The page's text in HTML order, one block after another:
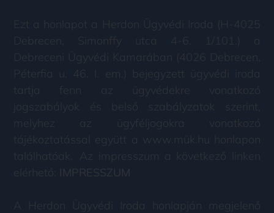
Ezt a honlapot a Herdon Ügyvédi Iroda (H-4025
Debrecen, Simonffy utca 4-6. 1/101.) a
Debreceni Ügyvédi Kamarában (4026 Debrecen,
Péterfia u. 46. I. em.) bejegyzett ügyvédi iroda
tartja fenn az ügyvédekre vonatkozó
jogszabályok és belső szabályzatok szerint,
melyhez az ügyféljogokra vonatkozó
tájékoztatással együtt a www.mük.hu honlapon
találhatóak. Az impresszum a következő linken
elérhető: IMPRESSZUM
A Herdon Ügyvédi Iroda honlapján megjelenő